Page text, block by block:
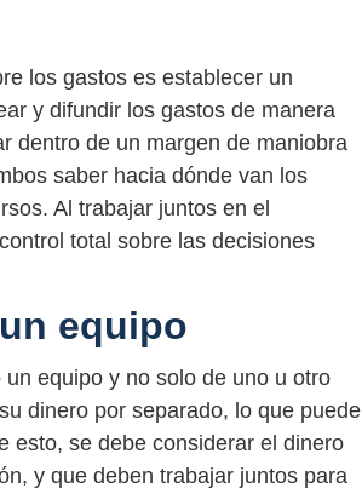
los gastos es establecer un
y difundir los gastos de manera
dentro de un margen de maniobra
saber hacia dónde van los
Al trabajar juntos en el
total sobre las decisiones
equipo
equipo y no solo de uno u otro
dinero por separado, lo que puede
esto, se debe considerar el dinero
y que deben trabajar juntos para